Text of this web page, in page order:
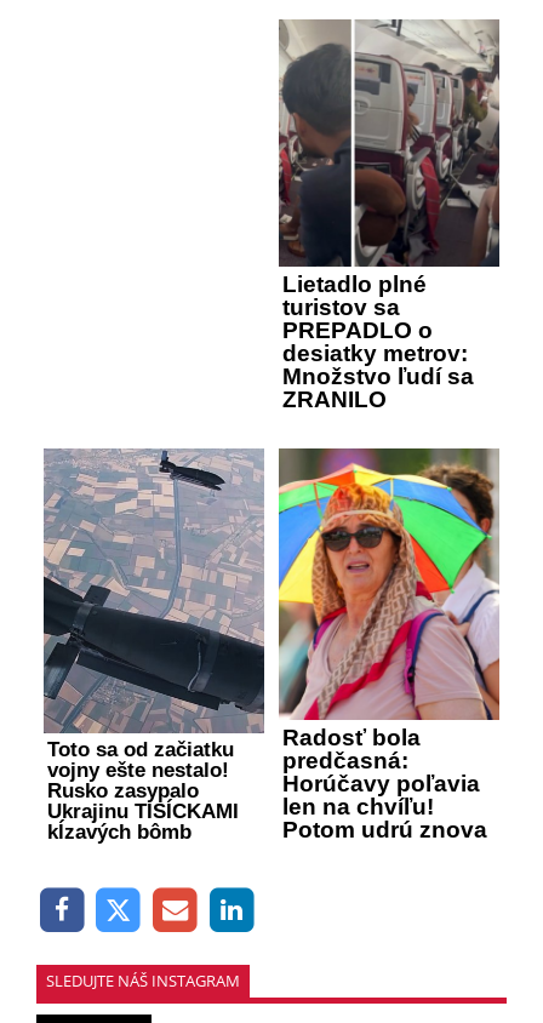
Lietadlo plné
turistov sa
PREPADLO o
desiatky metrov:
Množstvo ľudí sa
ZRANILO
Toto sa od začiatku
vojny ešte nestalo!
Rusko zasypalo
Ukrajinu TISÍCKAMI
kĺzavých bômb
Radosť bola
predčasná:
Horúčavy poľavia
len na chvíľu!
Potom udrú znova
SLEDUJTE NÁŠ INSTAGRAM